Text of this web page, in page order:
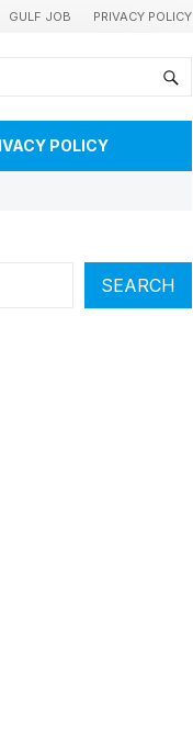
GULF JOB PRIVACY POLICY
POLICY
SEARCH